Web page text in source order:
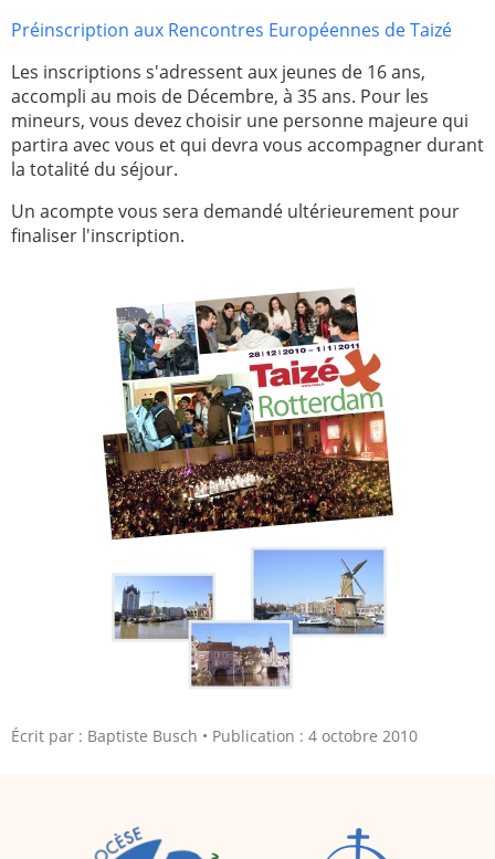
Animateurs
—
Étudiants
Jeunes
Pros
Collégiens
& lycéens
Pastorales
des
jeunes
locales
Groupe
Groupe
Divers
—
2006
2008
2010
2012
2016
2018
2020
Préinscription aux Rencontres Européennes de Taizé
Les inscriptions s'adressent aux jeunes de 16 ans,
accompli au mois de Décembre, à 35 ans. Pour les
mineurs, vous devez choisir une personne majeure qui
partira avec vous et qui devra vous accompagner durant
la totalité du séjour.
Un acompte vous sera demandé ultérieurement pour
finaliser l'inscription.
Écrit par : Baptiste Busch Publication : 4 octobre 2010